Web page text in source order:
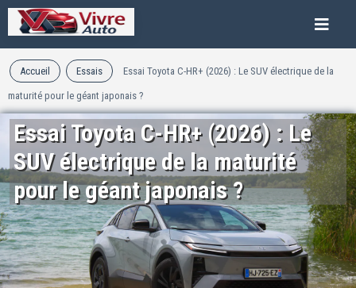
Accueil Essais Essai Toyota C-HR+ (2026) : Le SUV électrique de la
maturité pour le géant japonais ?
Essai Toyota C-HR+ (2026) : Le
SUV électrique de la maturité
pour le géant japonais ?